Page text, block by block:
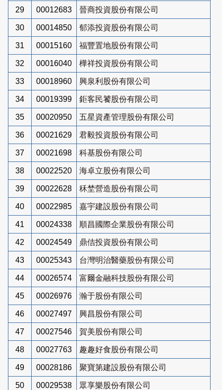
29 00012683 晉商投資股份有限公司
30 00014850 郁添投資股份有限公司
31 00015160 福豐置地股份有限公司
32 00016040 樺祥投資股份有限公司
33 00018960 興泉利股份有限公司
34 00019399 鉅客民饕股份有限公司
35 00020950 五星資產管理股份有限公司
36 00021629 君毅投資股份有限公司
37 00021698 科基股份有限公司
38 00022520 海卓立股份有限公司
39 00022628 秝埜營造股份有限公司
40 00022985 嘉宇建設股份有限公司
41 00024338 順昌國際企業股份有限公司
42 00024549 鼎佶投資股份有限公司
43 00025343 台灣明治醫藥股份有限公司
44 00026574 富爾金融科技股份有限公司
45 00026976 瀚于股份有限公司
46 00027497 興昌股份有限公司
47 00027546 賀美股份有限公司
48 00027763 趣趣好食股份有限公司
49 00028186 聚寶第建設股份有限公司
50 00029538
眾享樂股份有限公司